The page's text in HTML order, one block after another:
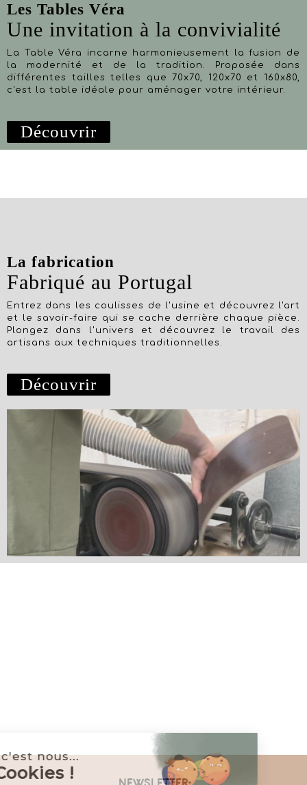
Les Tables Véra
Une invitation à la convivialité
La Table Véra incarne harmonieusement la fusion de
la modernité et de la tradition. Proposée dans
différentes tailles telles que 70x70, 120x70 et 160x80,
c'est la table idéale pour aménager votre intérieur.
Découvrir
La fabrication
Fabriqué au Portugal
Entrez dans les coulisses de l'usine et découvrez l'art
et le savoir-faire qui se cache derrière chaque pièce.
Plongez dans l'univers et découvrez le travail des
artisans aux techniques traditionnelles.
Découvrir
Salut c'est nous...
les Cookies !